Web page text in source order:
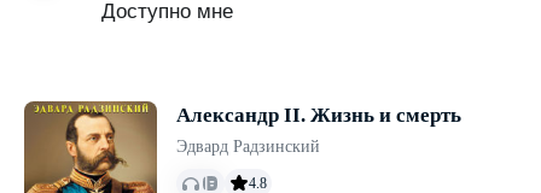
Доступно мне
Александр II. Жизнь и смерть
Эдвард Радзинский
4.8